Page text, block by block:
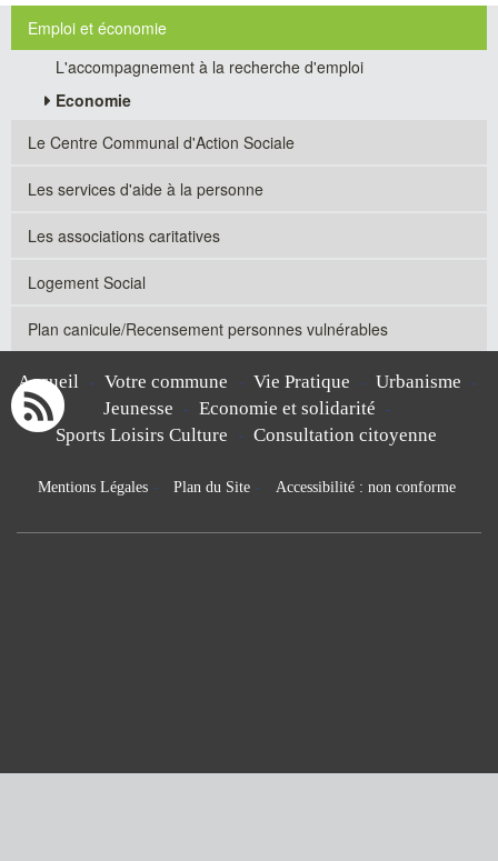
Emploi et économie
L'accompagnement à la recherche d'emploi
Economie
Le Centre Communal d'Action Sociale
Les services d'aide à la personne
Les associations caritatives
Logement Social
Plan canicule/Recensement personnes vulnérables
Accueil - Votre commune - Vie Pratique - Urbanisme -
Jeunesse - Economie et solidarité -
Sports Loisirs Culture - Consultation citoyenne
Mentions Légales- Plan du Site- Accessibilité : non conforme